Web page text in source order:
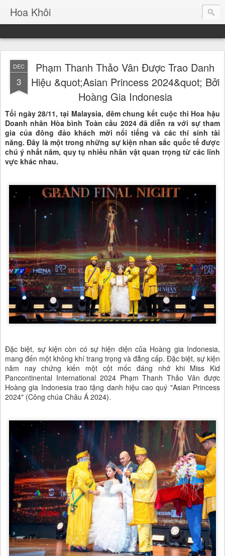
Hoa Khôi
DEC
3
Phạm Thanh Thảo Vân Được Trao Danh
Hiệu &quot;Asian Princess 2024&quot; Bởi
Hoàng Gia Indonesia
Tối ngày 28/11, tại Malaysia, đêm chung kết cuộc thi Hoa hậu
Doanh nhân Hòa bình Toàn cầu 2024 đã diễn ra với sự tham
gia của đông đảo khách mời nổi tiếng và các thí sinh tài
năng. Đây là một trong những sự kiện nhan sắc quốc tế được
chú ý nhất năm, quy tụ nhiều nhân vật quan trọng từ các lĩnh
vực khác nhau.
Đặc biệt, sự kiện còn có sự hiện diện của Hoàng gia Indonesia,
mang đến một không khí trang trọng và đẳng cấp. Đặc biệt, sự kiện
năm nay chứng kiến một cột mốc đáng nhớ khi Miss Kid
Pancontinental International 2024 Phạm Thanh Thảo Vân được
Hoàng gia Indonesia trao tặng danh hiệu cao quý "Asian Princess
2024" (Công chúa Châu Á 2024).